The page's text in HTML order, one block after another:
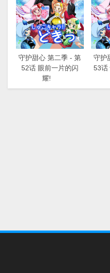
守护甜心 第二季 - 第
52话 眼前一片的闪
耀!
守护
53话